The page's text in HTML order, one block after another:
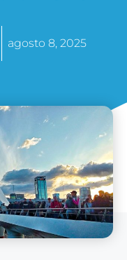
agosto 8, 2025